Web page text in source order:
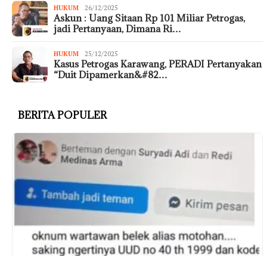
HUKUM 26/12/2025
Askun : Uang Sitaan Rp 101 Miliar Petrogas,
jadi Pertanyaan, Dimana Ri…
HUKUM 25/12/2025
Kasus Petrogas Karawang, PERADI Pertanyakan
“Duit Dipamerkan&#82…
BERITA POPULER